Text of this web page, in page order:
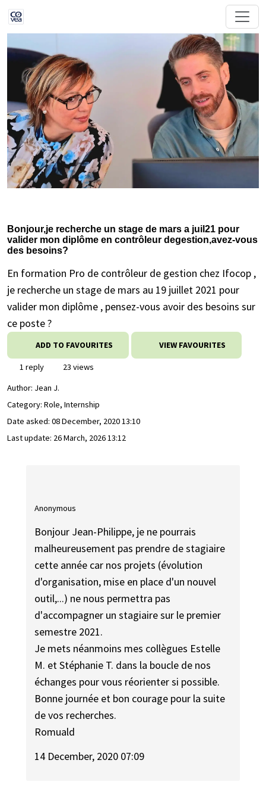
Bonjour,je recherche un stage de mars a juil21 pour
valider mon diplôme en contrôleur degestion,avez-vous
des besoins?
En formation Pro de contrôleur de gestion chez Ifocop ,
je recherche un stage de mars au 19 juillet 2021 pour
valider mon diplôme , pensez-vous avoir des besoins sur
ce poste ?
ADD TO FAVOURITES VIEW FAVOURITES
1 reply
23 views
Author: Jean J.
Category: Role, Internship
Date asked: 08 December, 2020 13:10
Last update: 26 March, 2026 13:12
Anonymous
Bonjour Jean-Philippe, je ne pourrais
malheureusement pas prendre de stagiaire
cette année car nos projets (évolution
d'organisation, mise en place d'un nouvel
outil,...) ne nous permettra pas
d'accompagner un stagiaire sur le premier
semestre 2021.
Je mets néanmoins mes collègues Estelle
M. et Stéphanie T. dans la boucle de nos
échanges pour vous réorienter si possible.
Bonne journée et bon courage pour la suite
de vos recherches.
Romuald
14 December, 2020 07:09